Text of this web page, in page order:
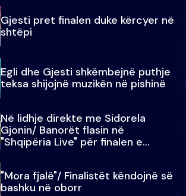
Gjesti pret finalen duke kërcyer në
shtëpi
Egli dhe Gjesti shkëmbejnë puthje
teksa shijojnë muzikën në pishinë
Në lidhje direkte me Sidorela
Gjonin/ Banorët flasin në
"Shqipëria Live" për finalen e
"Mora fjalë"/ Finalistët këndojnë së
bashku në oborr